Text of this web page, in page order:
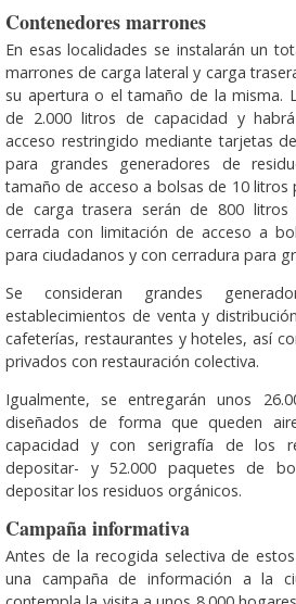
Contenedores marrones
En esas localidades se instalarán un
marrones de carga lateral y carga
su apertura o el tamaño de la misma.
de 2.000 litros de capacidad y
acceso restringido mediante tarjetas
para grandes generadores de
tamaño de acceso a bolsas de 10 litros
de carga trasera serán de 800
cerrada con limitación de acceso a
para ciudadanos y con cerradura para
Se consideran grandes
establecimientos de venta y
cafeterías, restaurantes y hoteles, así
privados con restauración colectiva.
Igualmente, se entregarán unos
diseñados de forma que queden
capacidad y con serigrafía de los
depositar- y 52.000 paquetes de
depositar los residuos orgánicos.
Campaña informativa
Antes de la recogida selectiva de
una campaña de información a la